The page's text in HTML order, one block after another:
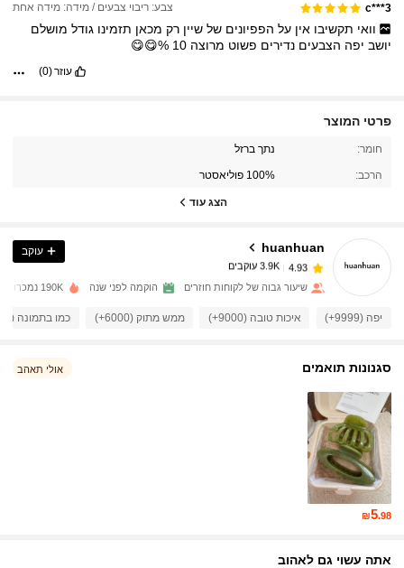
c***3 צבע: ריבוי צבעים / מידה: מידה אחת
וואי תקשיבו אין על הפפיונים של שיין רק מכאן תזמינו גודל מושלם
יושב יפה הצבעיםנדירים פשוט מרוצה10
%😋😋
עוזר(0)
פרטי המוצר
חומר: נתך ברזל
הרכב: 100% פוליאסטר
הצג עוד
huanhuan
3.9K עוקבים
x***lשילםלפני יום אחד
4.93
עוקב
שיעור גבוה של לקוחות חוזרים הוקמה לפני שנה 190K נמכרו לאחרונה
יפה (9999+) איכות טובה (9000+) ממש מתוק (6000+) כמו בתמונה (6000+)
סגנונות תואמים אולי תאהב
₪5.98
אתה עשוי גם לאהוב